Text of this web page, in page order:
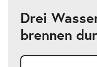
Drei
brennen